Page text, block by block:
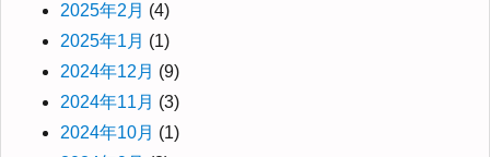
2025年2月 (4)
2025年1月 (1)
2024年12月 (9)
2024年11月 (3)
2024年10月 (1)